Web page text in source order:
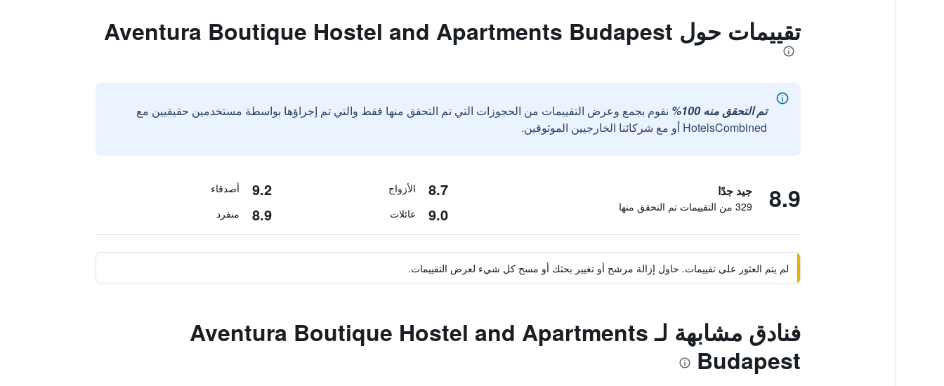
تقييمات حول Aventura Boutique Hostel and Apartments Budapest
تم التحقق منه 100%
نقوم بجمع وعرض التقييمات من الحجوزات التي تم التحقق منها فقط والتي تم إجراؤها بواسطة مستخدمين حقيقيين مع
HotelsCombined أو مع شركائنا الخارجيين الموثوقين.
8.9 جيد جدًا
329 من التقييمات تم التحقق منها
8.7 الأزواج 9.2 أصدقاء
9.0 عائلات 8.9 منفرد
لم يتم العثور على تقييمات. حاول إزالة مرشح أو تغيير بحثك أو مسح كل شيء لعرض التقييمات.
فنادق مشابهة لـ Aventura Boutique Hostel and Apartments
Budapest